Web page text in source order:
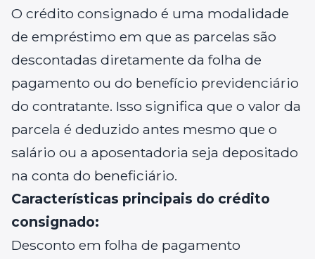
O crédito consignado é uma modalidade
de empréstimo em que as parcelas são
descontadas diretamente da folha de
pagamento ou do benefício previdenciário
do contratante. Isso significa que o valor da
parcela é deduzido antes mesmo que o
salário ou a aposentadoria seja depositado
na conta do beneficiário.
Características principais do crédito
consignado:
Desconto em folha de pagamento